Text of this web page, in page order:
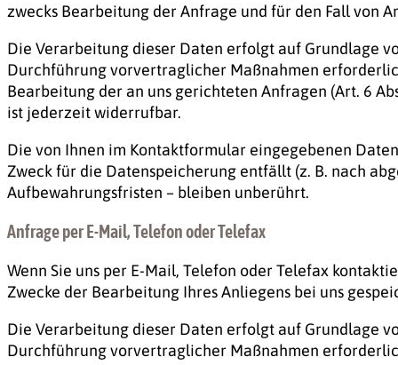
zwecks Bearbeitung der Anfrage und für den Fall von
Die Verarbeitung dieser Daten erfolgt auf Grundlage
Durchführung vorvertraglicher Maßnahmen
Bearbeitung der an uns gerichteten Anfragen (Art. 6
ist jederzeit widerrufbar.
Die von Ihnen im Kontaktformular eingegebenen
Zweck für die Datenspeicherung entfällt (z. B. nach
Aufbewahrungsfristen – bleiben unberührt.
Anfrage per E-Mail, Telefon oder Telefax
Wenn Sie uns per E-Mail, Telefon oder Telefax
Zwecke der Bearbeitung Ihres Anliegens bei uns
Die Verarbeitung dieser Daten erfolgt auf Grundlage
Durchführung vorvertraglicher Maßnahmen